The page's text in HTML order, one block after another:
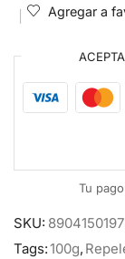
Agregar a
Tu
SKU:
Tags:100g,